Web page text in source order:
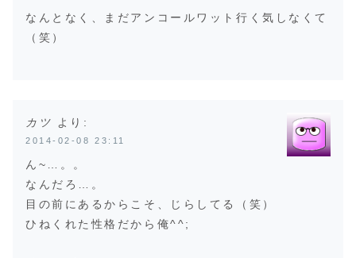
なんとなく、まだアンコールワット行く気しなくて
（笑）
カツ より:
2014-02-08 23:11
ん~…。。
なんだろ…。
目の前にあるからこそ、じらしてる（笑）
ひねくれた性格だから俺^^;